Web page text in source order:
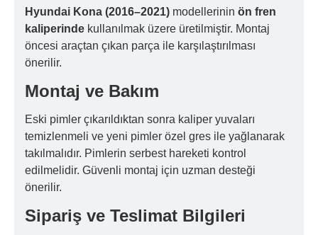
Hyundai Kona (2016–2021) modellerinin ön fren
kaliperinde kullanılmak üzere üretilmiştir. Montaj
öncesi araçtan çıkan parça ile karşılaştırılması
önerilir.
Montaj ve Bakım
Eski pimler çıkarıldıktan sonra kaliper yuvaları
temizlenmeli ve yeni pimler özel gres ile yağlanarak
takılmalıdır. Pimlerin serbest hareketi kontrol
edilmelidir. Güvenli montaj için uzman desteği
önerilir.
Sipariş ve Teslimat Bilgileri